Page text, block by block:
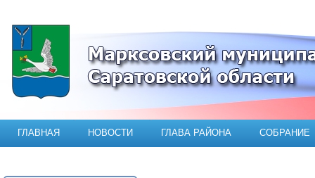
Официальный сайт Марксовского
ГЛАВНАЯ НОВОСТИ ГЛАВА РАЙОНА СОБРАНИЕ